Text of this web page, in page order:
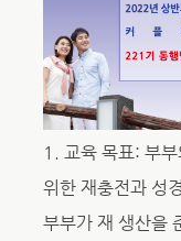
1. 교육 목표: 부
위한 재충전과 성
부부가 재 생산을